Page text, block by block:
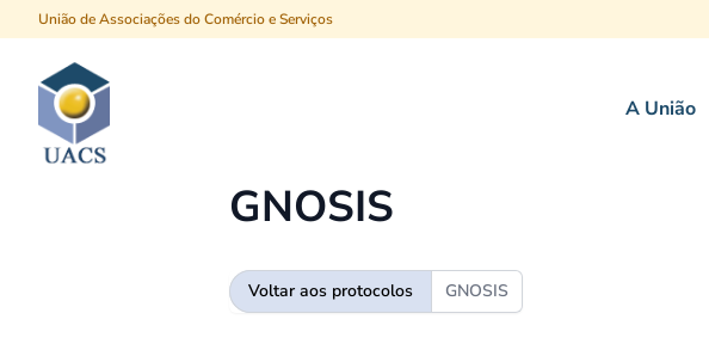
União de Associações do Comércio e Serviços
A União
GNOSIS
Voltar aos protocolos GNOSIS